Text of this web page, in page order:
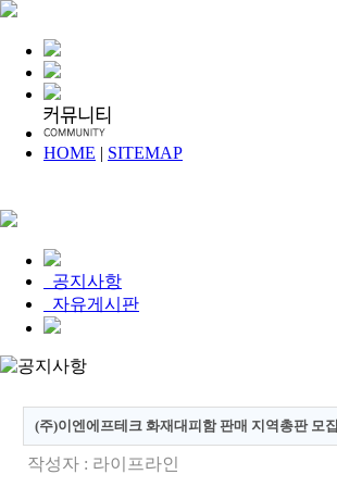
HOME | SITEMAP
공지사항
자유게시판
(주)이엔에프테크 화재대피함 판매 지역총판 모집
작성자 : 라이프라인